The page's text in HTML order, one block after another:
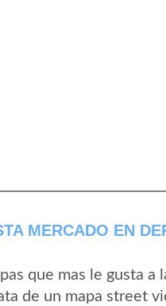
MERCADO EN
que mas le gusta a
de un mapa street